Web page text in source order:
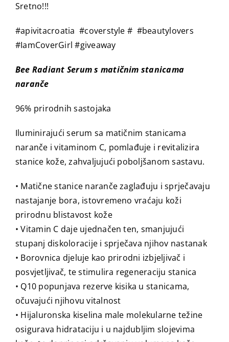
Sretno!!!
#apivitacroatia #coverstyle # #beautylovers
#IamCoverGirl #giveaway
Bee Radiant Serum s matičnim stanicama
naranče
96% prirodnih sastojaka
Iluminirajući serum sa matičnim stanicama
naranče i vitaminom C, pomlađuje i revitalizira
stanice kože, zahvaljujući poboljšanom sastavu.
• Matične stanice naranče zaglađuju i sprječavaju
nastajanje bora, istovremeno vraćaju koži
prirodnu blistavost kože
• Vitamin C daje ujednačen ten, smanjujući
stupanj diskoloracije i sprječava njihov nastanak
• Borovnica djeluje kao prirodni izbjeljivač i
posvjetljivač, te stimulira regeneraciju stanica
• Q10 popunjava rezerve kisika u stanicama,
očuvajući njihovu vitalnost
• Hijaluronska kiselina male molekularne težine
osigurava hidrataciju i u najdubljim slojevima